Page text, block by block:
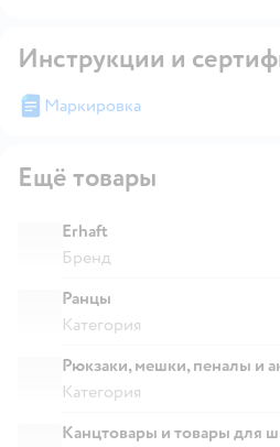
Инструкции и
Маркировка
Ещё товары
Erhaft
Бренд
Ранцы
Категория
Рюкзаки, мешки, пеналы и
Категория
Канцтовары и товары для